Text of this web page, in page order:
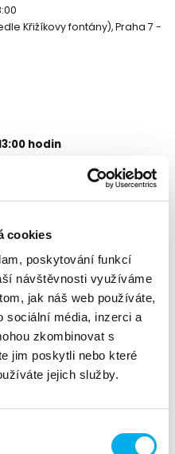
cookies
poskytování funkcí
návštěvnosti využíváme
jak náš web používáte,
sociální média, inzerci a
zkombinovat s
jim poskytli nebo které
jejich služby.
Křižíkovy fontány), Praha 7 -
hodin
akci roku!
eXperience 2024! Stejně
pro Vás výjimečnou událost
jídlem a zajímavými
odborníků